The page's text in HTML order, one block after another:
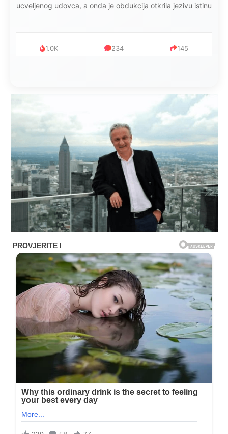
ucveljenog udovca, a onda je obdukcija otkrila jezivu istinu
1.0K 234 145